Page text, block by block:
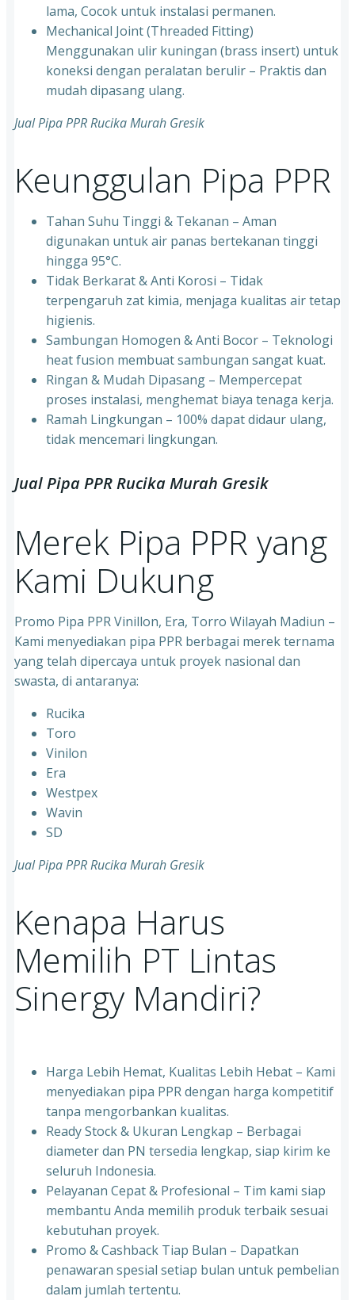
lama, Cocok untuk instalasi permanen.
⁠Mechanical Joint (Threaded Fitting)
Menggunakan ulir kuningan (brass insert) untuk
koneksi dengan peralatan berulir – Praktis dan
mudah dipasang ulang.
Jual Pipa PPR Rucika Murah Gresik
Keunggulan Pipa PPR
Tahan Suhu Tinggi & Tekanan – Aman
digunakan untuk air panas bertekanan tinggi
hingga 95°C.
⁠Tidak Berkarat & Anti Korosi – Tidak
terpengaruh zat kimia, menjaga kualitas air tetap
higienis.
⁠Sambungan Homogen & Anti Bocor – Teknologi
heat fusion membuat sambungan sangat kuat.
⁠Ringan & Mudah Dipasang – Mempercepat
proses instalasi, menghemat biaya tenaga kerja.
⁠Ramah Lingkungan – 100% dapat didaur ulang,
tidak mencemari lingkungan.
Jual Pipa PPR Rucika Murah Gresik
Merek Pipa PPR yang
Kami Dukung
Promo Pipa PPR Vinillon, Era, Torro Wilayah Madiun –
Kami menyediakan pipa PPR berbagai merek ternama
yang telah dipercaya untuk proyek nasional dan
swasta, di antaranya:
Rucika
⁠Toro
⁠Vinilon
⁠Era
⁠Westpex
⁠Wavin
⁠SD
Jual Pipa PPR Rucika Murah Gresik
Kenapa Harus
Memilih PT Lintas
Sinergy Mandiri?
Harga Lebih Hemat, Kualitas Lebih Hebat – Kami
menyediakan pipa PPR dengan harga kompetitif
tanpa mengorbankan kualitas.
⁠Ready Stock & Ukuran Lengkap – Berbagai
diameter dan PN tersedia lengkap, siap kirim ke
seluruh Indonesia.
⁠Pelayanan Cepat & Profesional – Tim kami siap
membantu Anda memilih produk terbaik sesuai
kebutuhan proyek.
⁠Promo & Cashback Tiap Bulan – Dapatkan
penawaran spesial setiap bulan untuk pembelian
dalam jumlah tertentu.